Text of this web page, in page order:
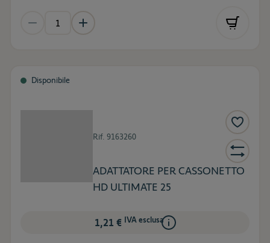
Disponibile
Rif. 9163260
ADATTATORE PER CASSONETTO
HD ULTIMATE 25
1,21 € IVA esclusa